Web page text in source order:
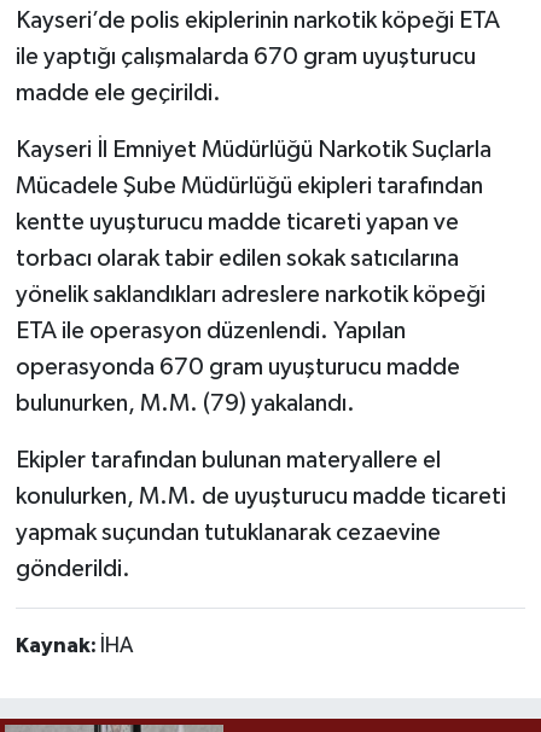
Kayseri’de polis ekiplerinin narkotik köpeği ETA
ile yaptığı çalışmalarda 670 gram uyuşturucu
madde ele geçirildi.
Kayseri İl Emniyet Müdürlüğü Narkotik Suçlarla
Mücadele Şube Müdürlüğü ekipleri tarafından
kentte uyuşturucu madde ticareti yapan ve
torbacı olarak tabir edilen sokak satıcılarına
yönelik saklandıkları adreslere narkotik köpeği
ETA ile operasyon düzenlendi. Yapılan
operasyonda 670 gram uyuşturucu madde
bulunurken, M.M. (79) yakalandı.
Ekipler tarafından bulunan materyallere el
konulurken, M.M. de uyuşturucu madde ticareti
yapmak suçundan tutuklanarak cezaevine
gönderildi.
Kaynak: İHA